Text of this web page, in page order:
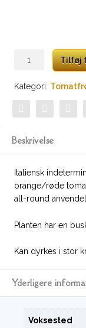
Orange
Roussollini
antal
Tilføj
Kategori:
Beskrivelse
Italiensk
orange/røde
all-round
Planten har en
Kan dyrkes i stor
Yderligere
Voksested